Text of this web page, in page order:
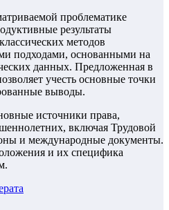
проблематике
результаты
методов
подходами, основанными на
данных. Предложенная в
учесть основные точки
выводы.
источники права,
включая Трудовой
и международные документы.
и их специфика